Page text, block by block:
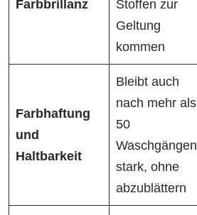
Farbbrillanz
Stoffen zur
Geltung
kommen
Farbhaftung
und
Haltbarkeit
Bleibt auch
nach mehr als
50
Waschgängen
stark, ohne
abzublättern